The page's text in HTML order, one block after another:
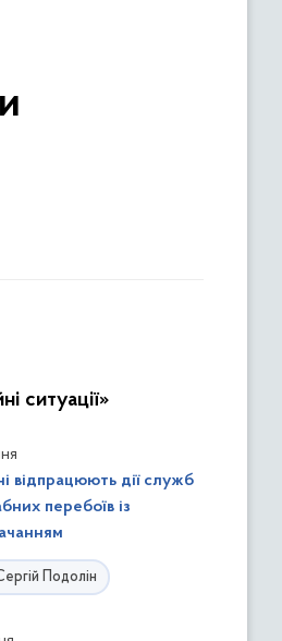
ситуації»
відпрацюють дії служб
перебоїв із
Подолін